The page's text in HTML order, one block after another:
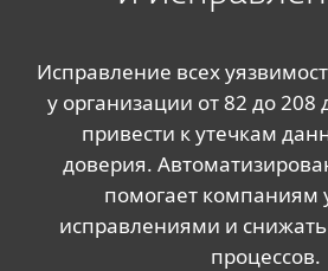
Исправление всех
у организации от 82 до
привести к утечкам
доверия.
помогает компаниям
исправлениями и
процессов.